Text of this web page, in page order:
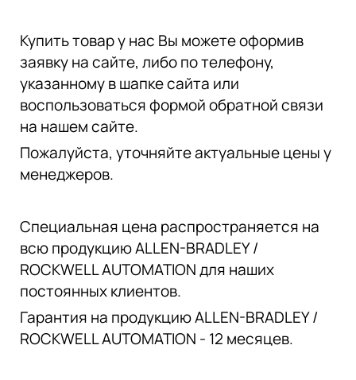
Купить товар у нас Вы можете оформив
заявку на сайте, либо по телефону,
указанному в шапке сайта или
воспользоваться формой обратной связи
на нашем сайте.
Пожалуйста, уточняйте актуальные цены у
менеджеров.
Специальная цена распространяется на
всю продукцию ALLEN-BRADLEY /
ROCKWELL AUTOMATION для наших
постоянных клиентов.
Гарантия на продукцию ALLEN-BRADLEY /
ROCKWELL AUTOMATION - 12 месяцев.